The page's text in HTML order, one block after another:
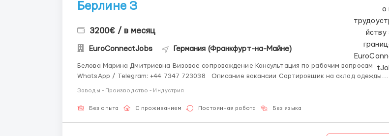
Берлине З
3200€ / в месяц
EuroConnectJobs Германия (Франкфурт-на-Майне)
Белова Марина Дмитриевна Визовое сопровождение Консультация по рабочим вопросам
WhatsApp / Telegram: +44 7347 723038 Описание вакансии Сортировщик на склад одежды
Заводы - Производство - Индустрия
Без опыта С проживанием Постоянная работа Без языка